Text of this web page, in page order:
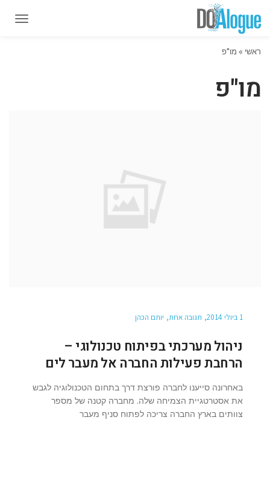
ראשי » מו"פ
מו"פ
1 ביולי 2014 תגובה אחת יותם הכהן
ניהול מערכתי בפיתוח טכנולוגי –
הרחבת פעילות החברה אל מעבר לים
באחרונה סייענו לחברה פורצת דרך בתחום הטכנולוגיה לגבש
את אסטרטגיית הצמיחה שלה. מחברה קטנה של מספר
צוותים בארץ החברה צריכה לפתוח סניף מעבר